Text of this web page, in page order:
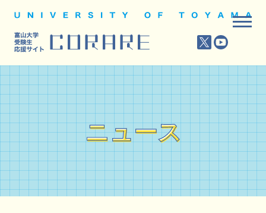
ニュース
ニュース